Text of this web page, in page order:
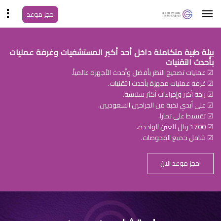
حجز موعد
بيئة طبية متكاملة داخل أحد أكبر المستشفيات وغرفة عمليات
بأحدث التقنيات
☑ عمليات تصحيح النظر بأفضل وأحدث الأجهزة عالمياً.
☑ غرفة عمليات مجهزة بأحدث التقنيات.
☑ راحة أكبر وإجراءات أكثر سلاسة.
☑ على أيدي نخبة من الجراحين السعوديين.
☑ تقسيط على تمارا.
☑ 1700 ريال للعين الواحدة.
☑ شامل جميع الفحوصات.
احجز موعد الان